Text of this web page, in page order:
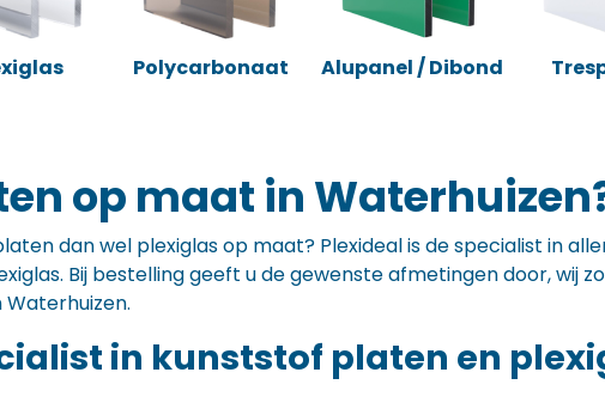
Polycarbonaat Alupanel / Dibond
op maat in
dan wel plexiglas op maat? Plexideal is de specialist in
Bij bestelling geeft u de gewenste afmetingen door, wij
in kunststof platen en